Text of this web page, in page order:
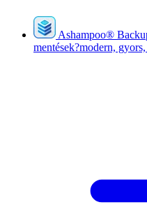
Ashampoo®
mentések?modern,